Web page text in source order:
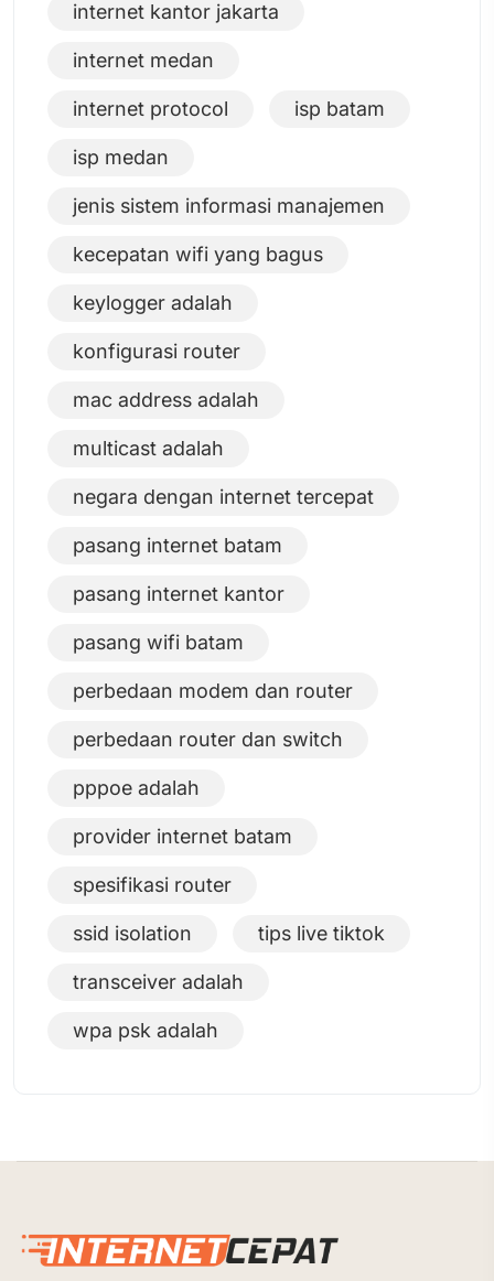
internet kantor jakarta
internet medan
internet protocol isp batam
isp medan
jenis sistem informasi manajemen
kecepatan wifi yang bagus
keylogger adalah
konfigurasi router
mac address adalah
multicast adalah
negara dengan internet tercepat
pasang internet batam
pasang internet kantor
pasang wifi batam
perbedaan modem dan router
perbedaan router dan switch
pppoe adalah
provider internet batam
spesifikasi router
ssid isolation tips live tiktok
transceiver adalah
wpa psk adalah